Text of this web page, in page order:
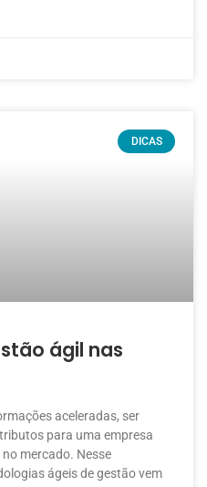
DICAS
ágil nas
aceleradas, ser
para uma empresa
mercado. Nesse
ágeis de gestão vem